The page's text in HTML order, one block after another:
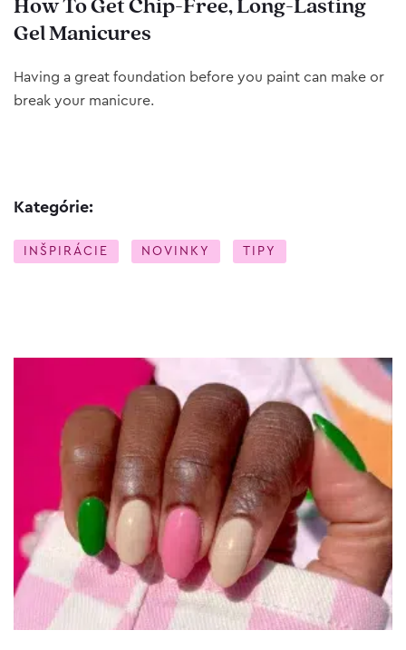
How To Get Chip-Free, Long-Lasting
Gel Manicures
Having a great foundation before you paint can make or
break your manicure.
Kategórie:
INŠPIRÁCIE NOVINKY TIPY